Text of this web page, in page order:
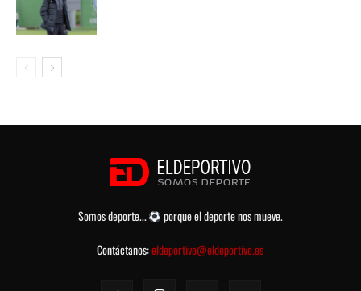
Somos deporte...
porque el deporte nos mueve.
Contáctanos:eldeportivo@eldeportivo.es